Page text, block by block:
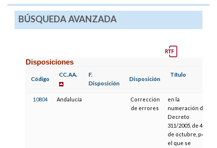
BÚSQUEDA AVANZADA
Disposiciones
Código
CC.AA.
F.
Disposición
Disposición
Título
10804 Andalucía
Corrección
de errores
en la
numeración del
Decreto
311/2005, de 4
de octubre, por
el que se